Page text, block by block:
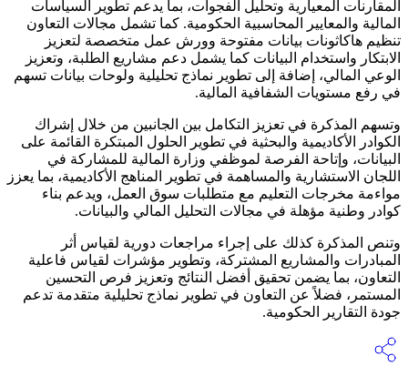
المقارنات المعيارية وتحليل الفجوات، بما يدعم تطوير السياسات
المالية والمعايير المحاسبية الحكومية. كما تشمل مجالات التعاون
تنظيم هاكاثونات بيانات مفتوحة وورش عمل متخصصة لتعزيز
الابتكار واستخدام البيانات كما يشمل دعم مشاريع الطلبة، وتعزيز
الوعي المالي، إضافة إلى تطوير نماذج تحليلية ولوحات بيانات تسهم
في رفع مستويات الشفافية المالية.
وتسهم المذكرة في تعزيز التكامل بين الجانبين من خلال إشراك
الكوادر الأكاديمية والبحثية في تطوير الحلول المبتكرة القائمة على
البيانات، وإتاحة الفرصة لموظفي وزارة المالية للمشاركة في
اللجان الاستشارية والمساهمة في تطوير المناهج الأكاديمية، بما يعزز
مواءمة مخرجات التعليم مع متطلبات سوق العمل، ويدعم بناء
كوادر وطنية مؤهلة في مجالات التحليل المالي والبيانات.
وتنص المذكرة كذلك على إجراء مراجعات دورية لقياس أثر
المبادرات والمشاريع المشتركة، وتطوير مؤشرات لقياس فاعلية
التعاون، بما يضمن تحقيق أفضل النتائج وتعزيز فرص التحسين
المستمر، فضلاً عن التعاون في تطوير نماذج تحليلية متقدمة تدعم
جودة التقارير الحكومية.